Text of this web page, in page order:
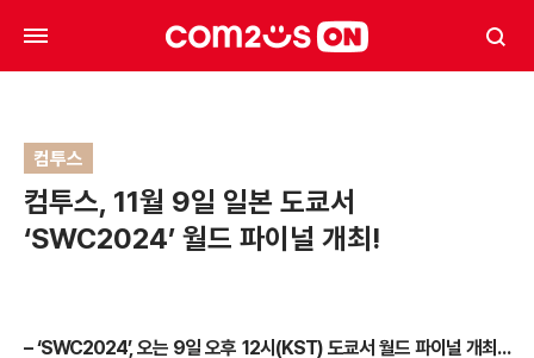
컴투스
컴투스, 11월 9일 일본 도쿄서
‘SWC2024’ 월드 파이널 개최!
– ‘SWC2024’, 오는 9일 오후 12시(KST) 도쿄서 월드 파이널 개최…